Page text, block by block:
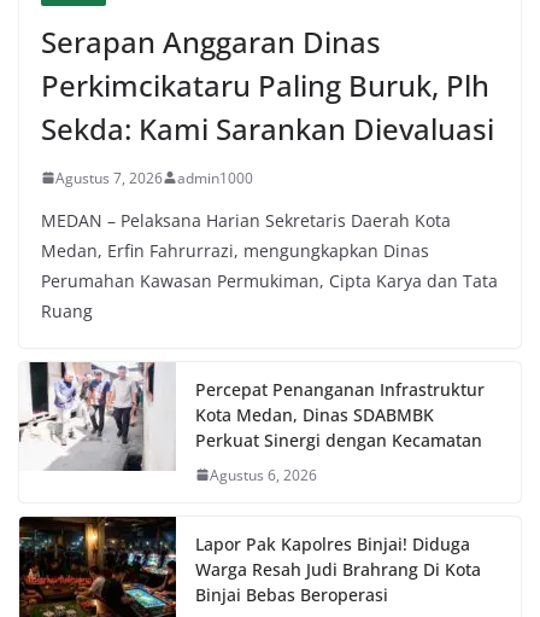
Serapan Anggaran Dinas
Perkimcikataru Paling Buruk, Plh
Sekda: Kami Sarankan Dievaluasi
Agustus 7, 2026 admin1000
MEDAN – Pelaksana Harian Sekretaris Daerah Kota
Medan, Erfin Fahrurrazi, mengungkapkan Dinas
Perumahan Kawasan Permukiman, Cipta Karya dan Tata
Ruang
Percepat Penanganan Infrastruktur
Kota Medan, Dinas SDABMBK
Perkuat Sinergi dengan Kecamatan
Agustus 6, 2026
Lapor Pak Kapolres Binjai! Diduga
Warga Resah Judi Brahrang Di Kota
Binjai Bebas Beroperasi